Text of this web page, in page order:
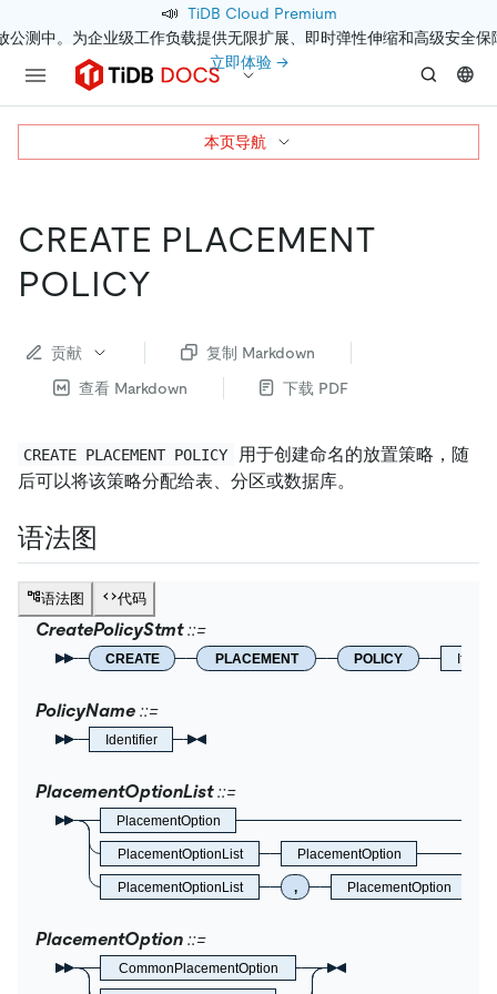
📣 TiDB Cloud Premium
公测中。为企业级工作负载提供无限扩展、即时弹性伸缩和高级安全保
立即体验 →
CREATE PLACEMENT
POLICY
贡献
复制 Markdown
查看 Markdown
下载 PDF
CREATE PLACEMENT POLICY
用于创建命名的放置策略，随
后可以将该策略分配给表、分区或数据库。
语法图
语法图 代码
CreatePolicyStmt
CREATE PLACEMENT POLICY
PolicyName
Identifier
PlacementOptionList
PlacementOption
PlacementOptionList PlacementOption
PlacementOptionList , PlacementOption
PlacementOption
CommonPlacementOption
本页导航